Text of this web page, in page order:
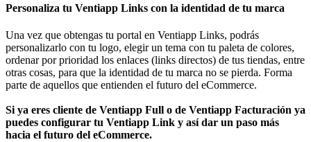
Personaliza tu Ventiapp Links con la identidad de tu marca
Una vez que obtengas tu portal en Ventiapp Links, podrás
personalizarlo con tu logo, elegir un tema con tu paleta de colores,
ordenar por prioridad los enlaces (links directos) de tus tiendas, entre
otras cosas, para que la identidad de tu marca no se pierda. Forma
parte de aquellos que entienden el futuro del eCommerce.
Si ya eres cliente de Ventiapp Full o de Ventiapp Facturación ya
puedes configurar tu Ventiapp Link y así dar un paso más
hacia el futuro del eCommerce.